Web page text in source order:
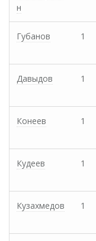
н
Губанов 1
Давыдов 1
Конеев 1
Кудеев 1
Кузахмедов 1